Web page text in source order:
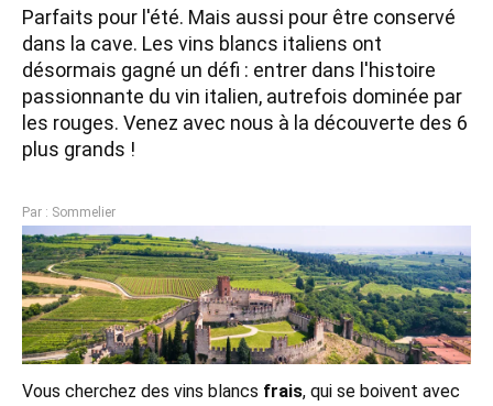
Parfaits pour l'été. Mais aussi pour être conservé
dans la cave. Les vins blancs italiens ont
désormais gagné un défi : entrer dans l'histoire
passionnante du vin italien, autrefois dominée par
les rouges. Venez avec nous à la découverte des 6
plus grands !
Par : Sommelier
Vous cherchez des vins blancs frais, qui se boivent avec